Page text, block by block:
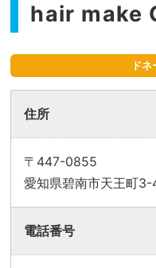
hair make
ド
住所
〒447-0855
愛知県碧南市天王町3-
電話番号